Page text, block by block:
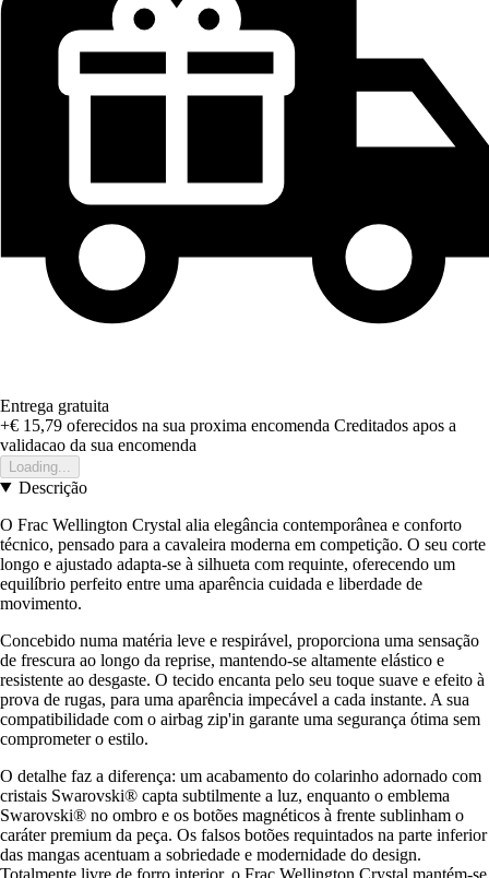
Entrega gratuita
+€ 15,79 oferecidos na sua proxima encomenda Creditados apos a
validacao da sua encomenda
Loading...
Descrição
O Frac Wellington Crystal alia elegância contemporânea e conforto
técnico, pensado para a cavaleira moderna em competição. O seu corte
longo e ajustado adapta-se à silhueta com requinte, oferecendo um
equilíbrio perfeito entre uma aparência cuidada e liberdade de
movimento.
Concebido numa matéria leve e respirável, proporciona uma sensação
de frescura ao longo da reprise, mantendo-se altamente elástico e
resistente ao desgaste. O tecido encanta pelo seu toque suave e efeito à
prova de rugas, para uma aparência impecável a cada instante. A sua
compatibilidade com o airbag zip'in garante uma segurança ótima sem
comprometer o estilo.
O detalhe faz a diferença: um acabamento do colarinho adornado com
cristais Swarovski® capta subtilmente a luz, enquanto o emblema
Swarovski® no ombro e os botões magnéticos à frente sublinham o
caráter premium da peça. Os falsos botões requintados na parte inferior
das mangas acentuam a sobriedade e modernidade do design.
Totalmente livre de forro interior, o Frac Wellington Crystal mantém-se